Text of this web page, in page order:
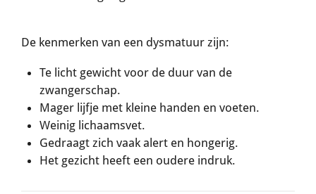
De kenmerken van een dysmatuur zijn:
Te licht gewicht voor de duur van de
zwangerschap.
Mager lijfje met kleine handen en voeten.
Weinig lichaamsvet.
Gedraagt zich vaak alert en hongerig.
Het gezicht heeft een oudere indruk.